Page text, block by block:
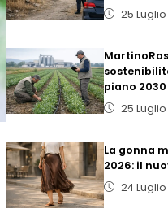
25
piano 2030
25
La gonna
2026: il
24